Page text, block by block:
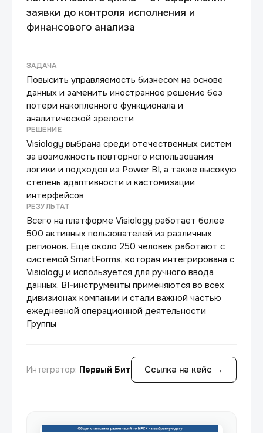
заявки до контроля исполнения и
финансового анализа
ЗАДАЧА
Повысить управляемость бизнесом на основе
данных и заменить иностранное решение без
потери накопленного функционала и
аналитической зрелости
РЕШЕНИЕ
Visiology выбрана среди отечественных систем
за возможность повторного использования
логики и подходов из Power BI, а также высокую
степень адаптивности и кастомизации
интерфейсов
РЕЗУЛЬТАТ
Всего на платформе Visiology работает более
500 активных пользователей из различных
регионов. Ещё около 250 человек работают с
системой SmartForms, которая интегрирована с
Visiology и используется для ручного ввода
данных. BI-инструменты применяются во всех
дивизионах компании и стали важной частью
ежедневной операционной деятельности
Группы
Интегратор: Первый Бит Ссылка на кейс →